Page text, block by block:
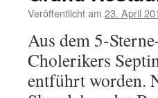
Veröffentlicht am 23. April
Aus dem 5-
Cholerikers
entführt worden.